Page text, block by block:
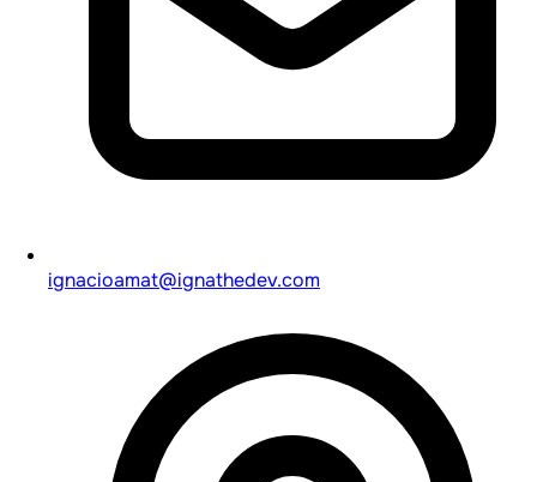
ignacioamat@ignathedev.com